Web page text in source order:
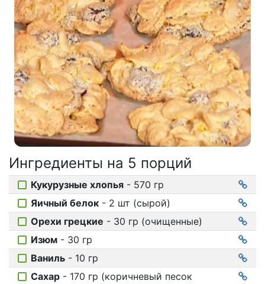
Соусы
На ужин
Мультиварка
Мясорубка
Холодильник
Ингредиенты на 5 порций
Кукурузные хлопья - 570 гр
Яичный белок - 2 шт (сырой)
Орехи грецкие - 30 гр (очищенные)
Изюм - 30 гр
Ваниль - 10 гр
Сахар - 170 гр (коричневый песок